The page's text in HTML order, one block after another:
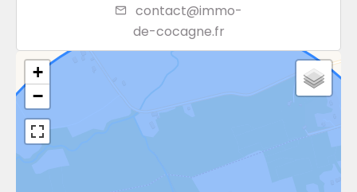
contact@immo-
de-cocagne.fr
+
−